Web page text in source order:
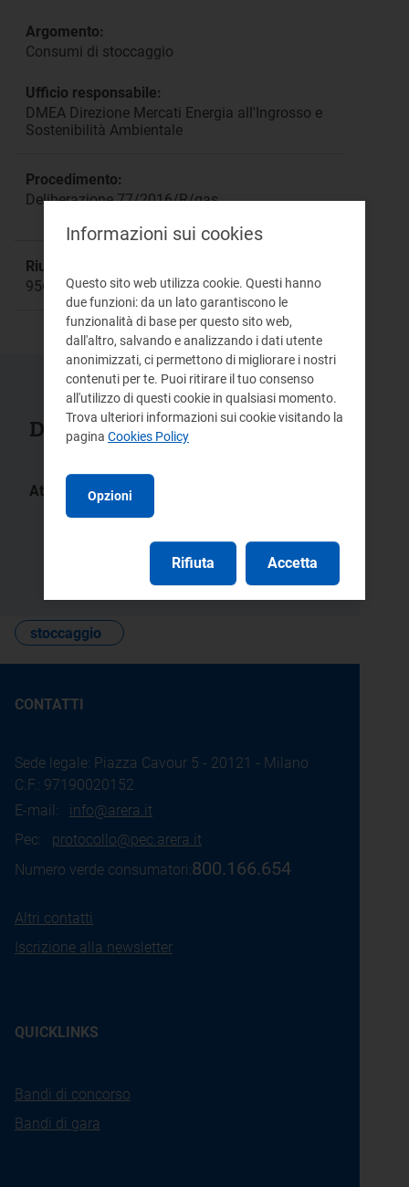
Argomento:
Consumi di stoccaggio
Ufficio responsabile:
DMEA Direzione Mercati Energia all'Ingrosso e
Sostenibilità Ambientale
Procedimento:
Deliberazione 77/2016/R/gas
Riunione:
956
Documenti collegati
Atti:
121/2018/R/gas
83/2017/R/gas
84/2017/R/gas
77/2016/R/gas
stoccaggio
CONTATTI
Sede legale: Piazza Cavour 5 - 20121 - Milano
C.F.: 97190020152
E-mail: info@arera.it
Pec: protocollo@pec.arera.it
Numero verde consumatori:800.166.654
Altri contatti
Iscrizione alla newsletter
QUICKLINKS
Bandi di concorso
Bandi di gara
Informazioni sui cookies
Questo sito web utilizza cookie. Questi hanno
due funzioni: da un lato garantiscono le
funzionalità di base per questo sito web,
dall'altro, salvando e analizzando i dati utente
anonimizzati, ci permettono di migliorare i nostri
contenuti per te. Puoi ritirare il tuo consenso
all'utilizzo di questi cookie in qualsiasi momento.
Trova ulteriori informazioni sui cookie visitando la
pagina Cookies Policy
Opzioni
Rifiuta Accetta